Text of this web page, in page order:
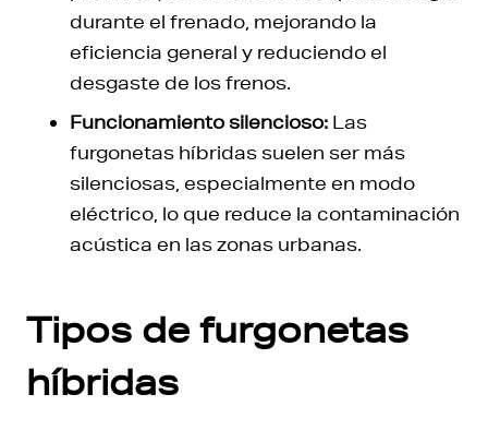
durante el frenado, mejorando la
eficiencia general y reduciendo el
desgaste de los frenos.
Funcionamiento silencioso: Las
furgonetas híbridas suelen ser más
silenciosas, especialmente en modo
eléctrico, lo que reduce la contaminación
acústica en las zonas urbanas.
Tipos de furgonetas
híbridas